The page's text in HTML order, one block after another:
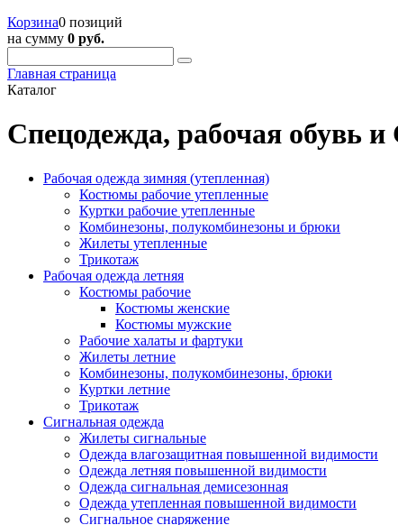
Корзина0 позиций
на сумму 0 руб.
Главная страница
Каталог
Спецодежда, рабочая обувь
Рабочая одежда зимняя (утепленная)
Костюмы рабочие утепленные
Куртки рабочие утепленные
Комбинезоны, полукомбинезоны и брюки
Жилеты утепленные
Трикотаж
Рабочая одежда летняя
Костюмы рабочие
Костюмы женские
Костюмы мужские
Рабочие халаты и фартуки
Жилеты летние
Комбинезоны, полукомбинезоны, брюки
Куртки летние
Трикотаж
Сигнальная одежда
Жилеты сигнальные
Одежда влагозащитная повышенной видимости
Одежда летняя повышенной видимости
Одежда сигнальная демисезонная
Одежда утепленная повышенной видимости
Сигнальное снаряжение